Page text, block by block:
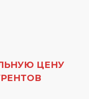
ЦЕНУ